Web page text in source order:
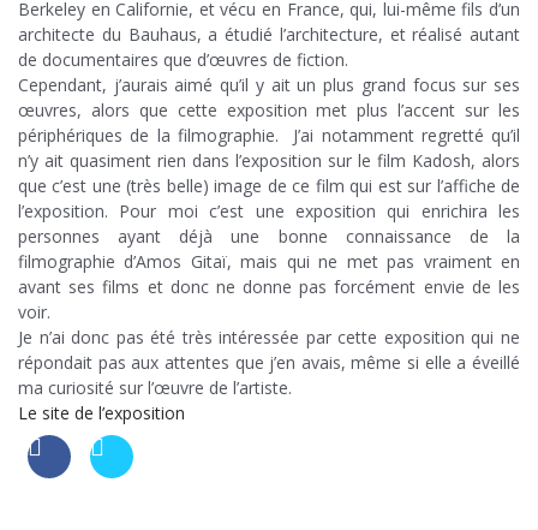
Berkeley en Californie, et vécu en France, qui, lui-même fils d’un
architecte du Bauhaus, a étudié l’architecture, et réalisé autant
de documentaires que d’œuvres de fiction.
Cependant, j’aurais aimé qu’il y ait un plus grand focus sur ses
œuvres, alors que cette exposition met plus l’accent sur les
périphériques de la filmographie. J’ai notamment regretté qu’il
n’y ait quasiment rien dans l’exposition sur le film Kadosh, alors
que c’est une (très belle) image de ce film qui est sur l’affiche de
l’exposition. Pour moi c’est une exposition qui enrichira les
personnes ayant déjà une bonne connaissance de la
filmographie d’Amos Gitaï, mais qui ne met pas vraiment en
avant ses films et donc ne donne pas forcément envie de les
voir.
Je n’ai donc pas été très intéressée par cette exposition qui ne
répondait pas aux attentes que j’en avais, même si elle a éveillé
ma curiosité sur l’œuvre de l’artiste.
Le site de l’exposition